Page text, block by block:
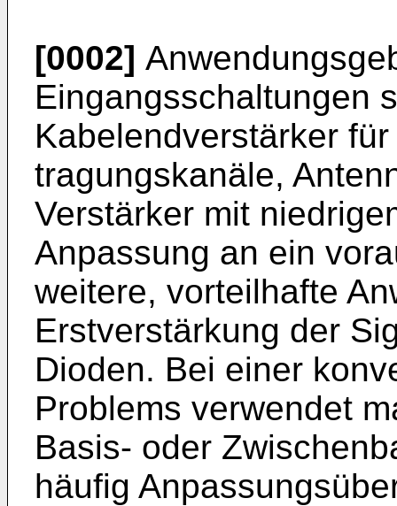
[0002]
Eingangsschaltungen
Kabelendverstärker
tragungskanäle,
Verstärker mit
Anpassung an ein
weitere, vorteilhafte
Erstverstärkung der
Dioden. Bei einer
Problems verwendet
Basis- oder
häufig